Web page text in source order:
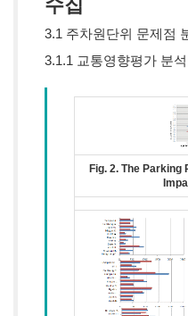
수집
3.1 주차원단위 문제점
3.1.1 교통영향평가 분석
Fig. 2. The Parking